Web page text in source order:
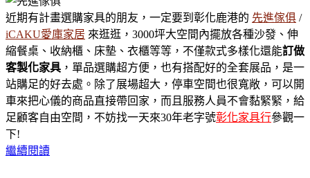
近期有計畫選購家具的朋友，一定要到彰化鹿港的 先進傢俱 /
iCAKU愛庫家居 來逛逛，3000坪大空間內擺放各種沙發、伸
縮餐桌、收納櫃、床墊、衣櫃等等，不僅款式多樣化還能訂做
客製化家具 ，單品選購超方便，也有搭配好的全套展品，是一
站購足的好去處。除了展場超大，停車空間也很寬敞，可以開
車來把心儀的商品直接帶回家，而且服務人員不會黏緊緊，給
足顧客自由空間，不妨找一天來30年老字號彰化家具行參觀一
下!
繼續閱讀